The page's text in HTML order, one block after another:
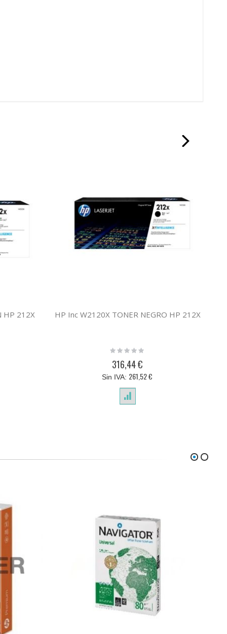
HP 212X HP Inc W2120X TONER NEGRO HP 212X
Rating:
316,44 €
261,52 €